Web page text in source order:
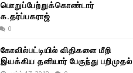
பொறுப்பேற்றுக்கொண்டார்
க.தர்ப்பகராஜ்
0
கோவில்பட்டியில் விதிகளை மீறி
இயக்கிய தனியார் பேருந்து பறிமுதல்